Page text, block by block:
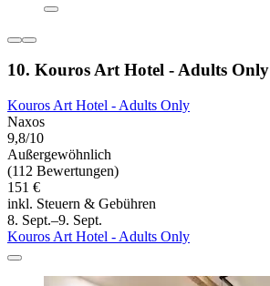
10. Kouros Art Hotel - Adults Only
Kouros Art Hotel - Adults Only
Naxos
9,8/10
Außergewöhnlich
(112 Bewertungen)
151 €
inkl. Steuern & Gebühren
8. Sept.–9. Sept.
Kouros Art Hotel - Adults Only